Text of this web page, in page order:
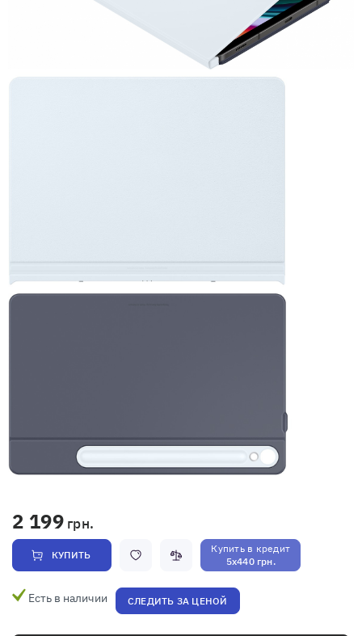
2 199 грн.
КУПИТЬ
Купить в кредит
5x440 грн.
Есть в наличии СЛЕДИТЬ ЗА ЦЕНОЙ